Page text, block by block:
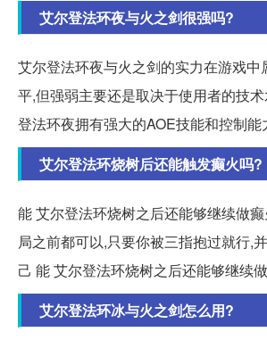
艾尔登法环夜与火之剑很强吗?
艾尔登法环夜与火之剑的实力在游戏中
平,但强弱主要还是取决于使用者的技
登法环夜拥有强大的AOE技能和控制能
艾尔登法环烧树后还能触发癫火吗?
能 艾尔登法环烧树之后还能够继续做
局之前都可以,只要你被三指抱过就行,
己 能 艾尔登法环烧树之后还能够继续做
艾尔登法环冰与火之剑怎么用?